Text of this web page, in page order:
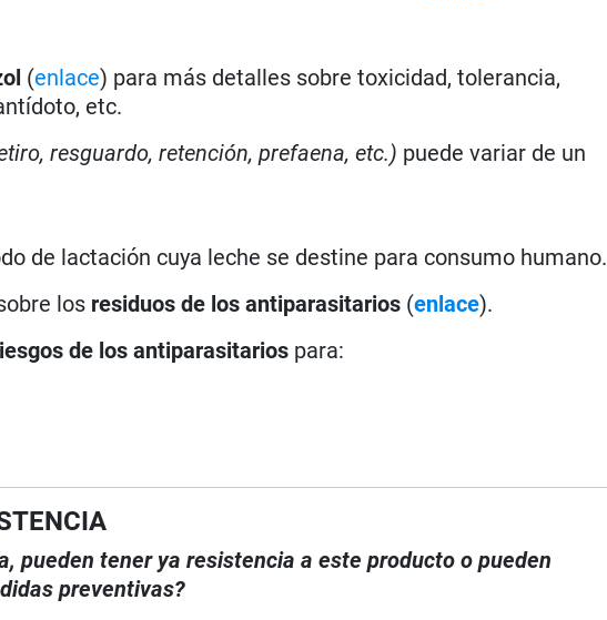
(enlace) para más detalles sobre toxicidad, tolerancia,
etc.
resguardo, retención, prefaena, etc.) puede variar de un
de lactación cuya leche se destine para consumo humano.
los residuos de los antiparasitarios (enlace).
de los antiparasitarios para:
pueden tener ya resistencia a este producto o pueden
preventivas?